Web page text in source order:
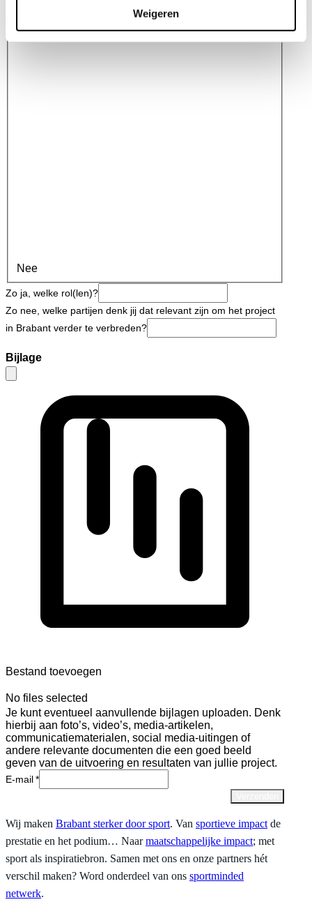
Weigeren
Nee
Zo ja, welke rol(len)?
Zo nee, welke partijen denk jij dat relevant zijn om het project
in Brabant verder te verbreden?
Bijlage
Bestand toevoegen
No files selected
Je kunt eventueel aanvullende bijlagen uploaden. Denk
hierbij aan foto’s, video’s, media-artikelen,
communicatiematerialen, social media-uitingen of
andere relevante documenten die een goed beeld
geven van de uitvoering en resultaten van jullie project.
E-mail
Wij maken Brabant sterker door sport. Van sportieve impact de
prestatie en het podium… Naarmaatschappelijke impact; met
sport als inspiratiebron. Samen met ons en onze partners hét
verschil maken? Word onderdeel van ons sportminded
netwerk.